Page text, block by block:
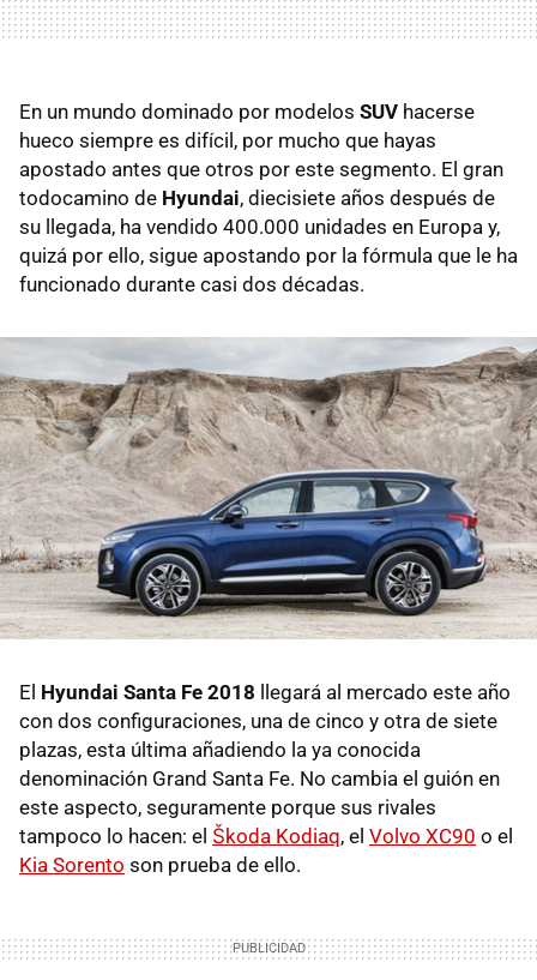
En un mundo dominado por modelos SUV hacerse
hueco siempre es difícil, por mucho que hayas
apostado antes que otros por este segmento. El gran
todocamino de Hyundai, diecisiete años después de
su llegada, ha vendido 400.000 unidades en Europa y,
quizá por ello, sigue apostando por la fórmula que le ha
funcionado durante casi dos décadas.
El Hyundai Santa Fe 2018 llegará al mercado este año
con dos configuraciones, una de cinco y otra de siete
plazas, esta última añadiendo la ya conocida
denominación Grand Santa Fe. No cambia el guión en
este aspecto, seguramente porque sus rivales
tampoco lo hacen: el Škoda Kodiaq, el Volvo XC90 o el
Kia Sorento son prueba de ello.